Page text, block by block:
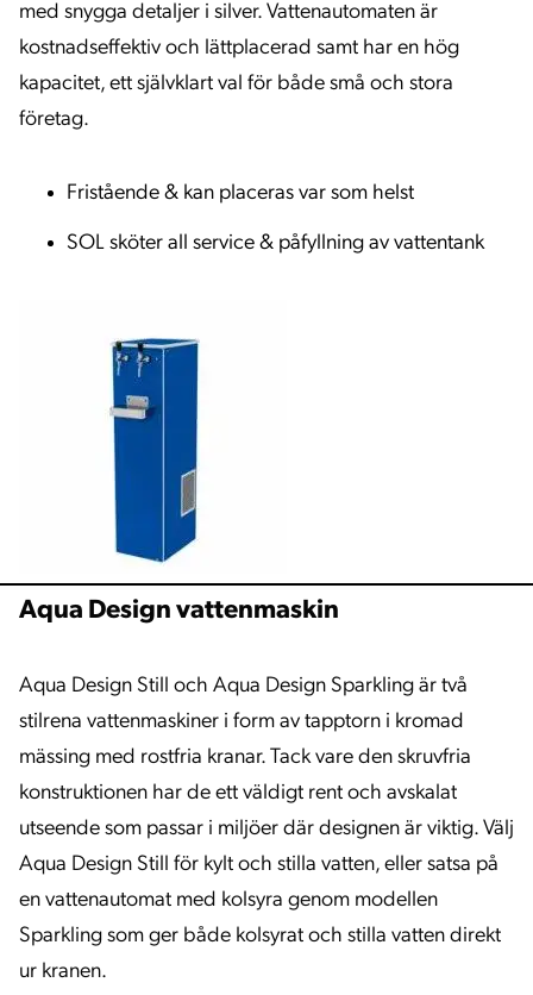
med snygga detaljer i silver. Vattenautomaten är
kostnadseffektiv och lättplacerad samt har en hög
kapacitet, ett självklart val för både små och stora
företag.
Fristående & kan placeras var som helst
SOL sköter all service & påfyllning av vattentank
Aqua Design vattenmaskin
Aqua Design Still och Aqua Design Sparkling är två
stilrena vattenmaskiner i form av tapptorn i kromad
mässing med rostfria kranar. Tack vare den skruvfria
konstruktionen har de ett väldigt rent och avskalat
utseende som passar i miljöer där designen är viktig. Välj
Aqua Design Still för kylt och stilla vatten, eller satsa på
en vattenautomat med kolsyra genom modellen
Sparkling som ger både kolsyrat och stilla vatten direkt
ur kranen.